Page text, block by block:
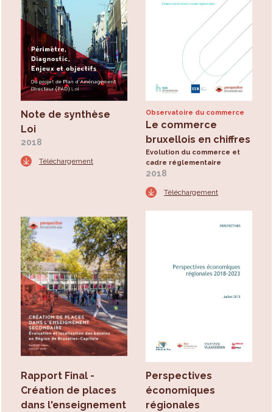
Note de synthèse
Loi
2018
Téléchargement
Observatoire du commerce
Le commerce
bruxellois en chiffres
Evolution du commerce et
cadre réglementaire
2018
Téléchargement
Rapport Final -
Création de places
dans l'enseignement
Perspectives
économiques
régionales